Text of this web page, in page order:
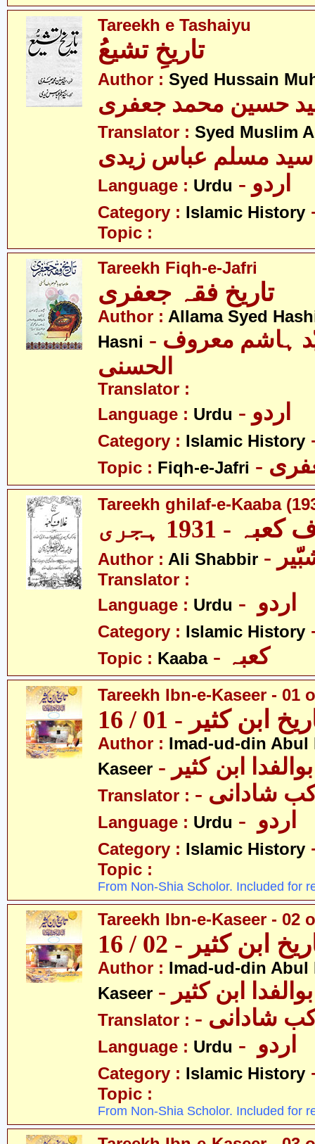
Tareekh e Tashaiyu
تاریخِ تشیعُ
Author : Syed Hussain
حسین محمد جعفری
Translator : Syed Muslim
سید مسلم عباس زیدی
Language : Urdu - اردو
Category : Islamic History
Topic :
Tareekh Fiqh-e-Jafri
تاریخ فقہ جعفری
Author : Allama Syed
Hasni - علامہ سیّد ہاشم معروف
الحسنی
Translator :
Language : Urdu - اردو
Category : Islamic History
Topic : Fiqh-e-Jafri
Tareekh ghilaf-e-Kaaba
- 1931 ہجری
Author : Ali Shabbir
Translator :
Language : Urdu
Category : Islamic History
Topic : Kaaba - کعبہ
Tareekh Ibn-e-Kaseer - 01
ابن کثیر - 01 / 16
Author : Imad-ud-din Abul
Kaseer
ابن کثیر
Translator : شادانی
Language : Urdu
Category : Islamic History
Topic :
From Non-Shia Scholor. Included for
Tareekh Ibn-e-Kaseer - 02
ابن کثیر - 02 / 16
Author : Imad-ud-din Abul
Kaseer
ابن کثیر
Translator : شادانی
Language : Urdu
Category : Islamic History
Topic :
From Non-Shia Scholor. Included for